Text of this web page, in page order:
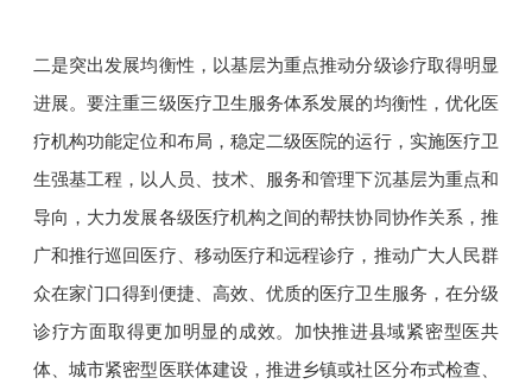
二是突出发展均衡性，以基层为重点推动分级诊疗取得明显
进展。要注重三级医疗卫生服务体系发展的均衡性，优化医
疗机构功能定位和布局，稳定二级医院的运行，实施医疗卫
生强基工程，以人员、技术、服务和管理下沉基层为重点和
导向，大力发展各级医疗机构之间的帮扶协同协作关系，推
广和推行巡回医疗、移动医疗和远程诊疗，推动广大人民群
众在家门口得到便捷、高效、优质的医疗卫生服务，在分级
诊疗方面取得更加明显的成效。加快推进县域紧密型医共
体、城市紧密型医联体建设，推进乡镇或社区分布式检查、